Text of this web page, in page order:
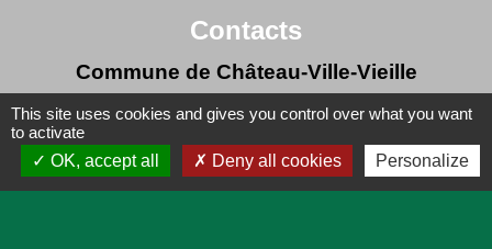
Contacts
Commune de Château-Ville-Vieille
151, rue Vauban - Château Queyras
05350 Château-Ville-Vieille - FRANCE
+33 4 92 46 70 70
This site uses cookies and gives you control over what you want
to activate
OK, accept all
Deny all cookies Personalize